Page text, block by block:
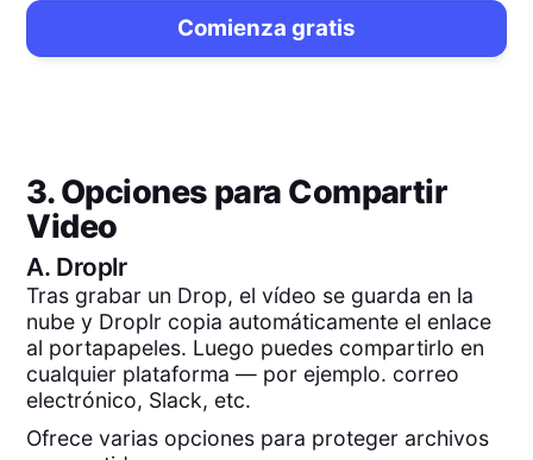
Comienza gratis
3. Opciones para Compartir
Video
A. Droplr
Tras grabar un Drop, el vídeo se guarda en la
nube y Droplr copia automáticamente el enlace
al portapapeles. Luego puedes compartirlo en
cualquier plataforma — por ejemplo. correo
electrónico, Slack, etc.
Ofrece varias opciones para proteger archivos